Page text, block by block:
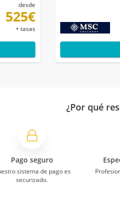
desde
525€
+ tasas
¿Por qué
Pago seguro
sistema de pago es
securizado.